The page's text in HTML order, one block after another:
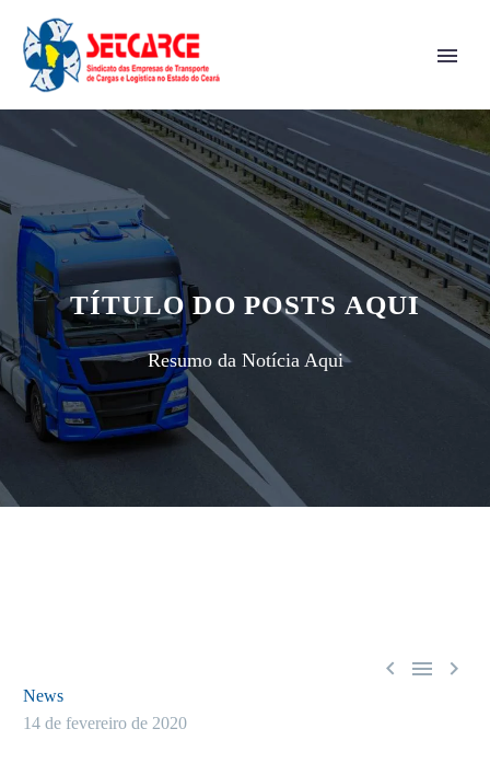
TÍTULO DO POSTS AQUI
Resumo da Notícia Aqui
  
News
14 de fevereiro de 2020